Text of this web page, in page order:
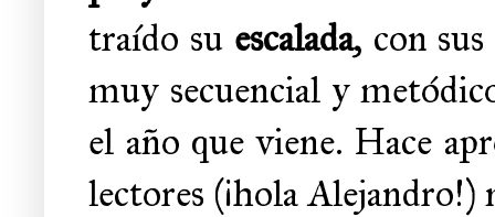
traído su escalada, con
muy secuencial y
el año que viene. Hace
lectores (¡hola Alejandro!)